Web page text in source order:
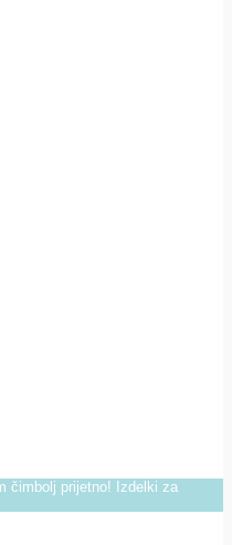
čimbolj prijetno! Izdelki za